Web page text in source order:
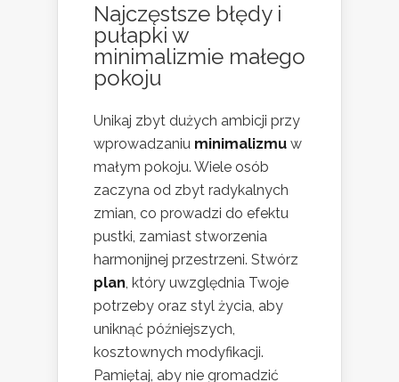
Najczęstsze błędy i
pułapki w
minimalizmie małego
pokoju
Unikaj zbyt dużych ambicji przy
wprowadzaniu minimalizmu w
małym pokoju. Wiele osób
zaczyna od zbyt radykalnych
zmian, co prowadzi do efektu
pustki, zamiast stworzenia
harmonijnej przestrzeni. Stwórz
plan, który uwzględnia Twoje
potrzeby oraz styl życia, aby
uniknąć późniejszych,
kosztownych modyfikacji.
Pamiętaj, aby nie gromadzić